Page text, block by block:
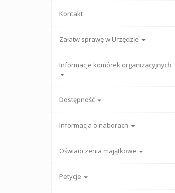
Kontakt
Załatw sprawę w Urzędzie
Informacje komórek organizacyjnych
Dostępność
Informacja o naborach
Oświadczenia majątkowe
Petycje